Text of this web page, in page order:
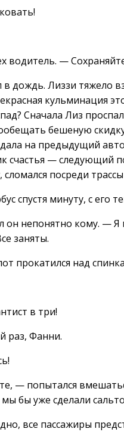
—
Лиззи тяжело
кульминация
Сначала Лиз
бешеную
на предыдущий
счастья — следующий
посреди
спустя минуту, с его
непонятно кому. — Я
заняты.
прокатился над
в три!
раз, Фанни.
— попытался
бы уже сделали
все пассажиры